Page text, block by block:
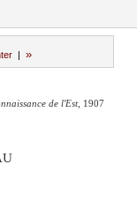
| »
de l'Est, 1907